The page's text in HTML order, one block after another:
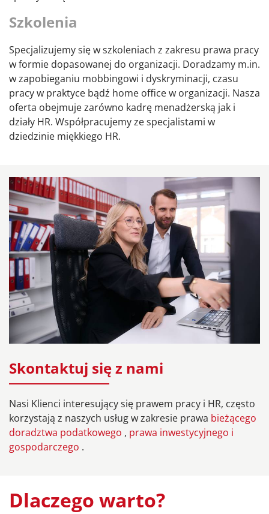
Szkolenia
Specjalizujemy się w szkoleniach z zakresu prawa pracy
w formie dopasowanej do organizacji. Doradzamy m.in.
w zapobieganiu mobbingowi i dyskryminacji, czasu
pracy w praktyce bądź home office w organizacji. Nasza
oferta obejmuje zarówno kadrę menadżerską jak i
działy HR. Współpracujemy ze specjalistami w
dziedzinie miękkiego HR.
Skontaktuj się z nami
Nasi Klienci interesujący się prawem pracy i HR, często
korzystają z naszych usług w zakresie prawa bieżącego
doradztwa podatkowego , prawa inwestycyjnego i
gospodarczego .
Dlaczego warto?